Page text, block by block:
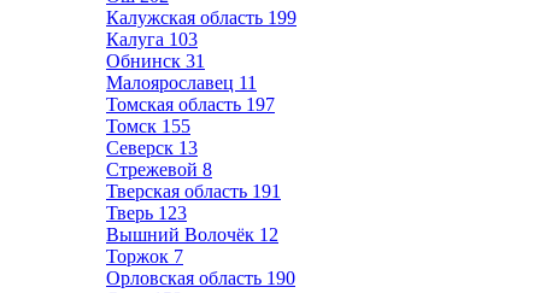
Калужская область 199
Калуга 103
Обнинск 31
Малоярославец 11
Томская область 197
Томск 155
Северск 13
Стрежевой 8
Тверская область 191
Тверь 123
Вышний Волочёк 12
Торжок 7
Орловская область 190